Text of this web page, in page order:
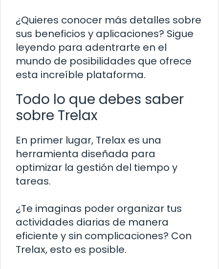
¿Quieres conocer más detalles sobre
sus beneficios y aplicaciones? Sigue
leyendo para adentrarte en el
mundo de posibilidades que ofrece
esta increíble plataforma.
Todo lo que debes saber
sobre Trelax
En primer lugar, Trelax es una
herramienta diseñada para
optimizar la gestión del tiempo y
tareas.
¿Te imaginas poder organizar tus
actividades diarias de manera
eficiente y sin complicaciones? Con
Trelax, esto es posible.